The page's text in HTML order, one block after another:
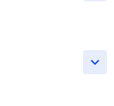
keyboard_arrow_down